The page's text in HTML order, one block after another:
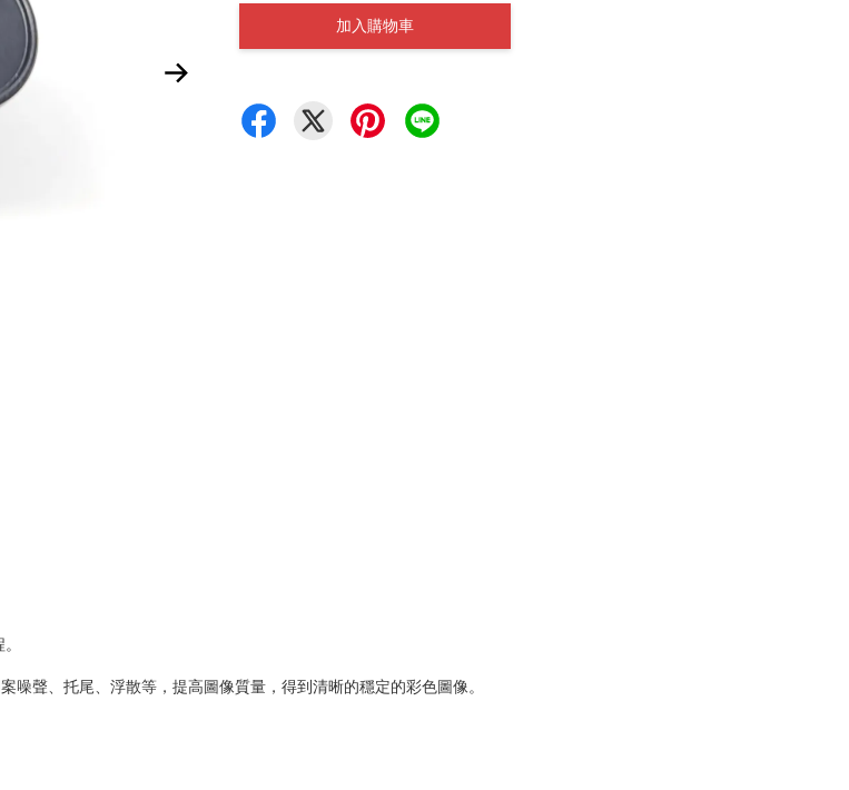
加入購物車
聲、托尾、浮散等，提高圖像質量，得到清晰的穩定的彩色圖像。